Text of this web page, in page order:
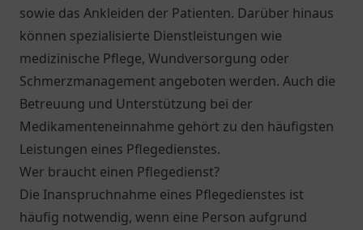
sowie das Ankleiden der Patienten. Darüber hinaus
können spezialisierte Dienstleistungen wie
medizinische Pflege, Wundversorgung oder
Schmerzmanagement angeboten werden. Auch die
Betreuung und Unterstützung bei der
Medikamenteneinnahme gehört zu den häufigsten
Leistungen eines Pflegedienstes.
Wer braucht einen Pflegedienst?
Die Inanspruchnahme eines Pflegedienstes ist
häufig notwendig, wenn eine Person aufgrund